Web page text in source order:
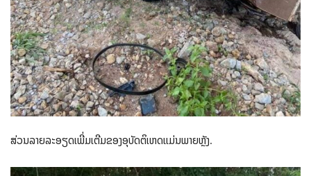
ສ່ວນລາຍລະອຽດເພີ່ມເຕີມຂອງອຸບັດຕິເຫດແມ່ນພາຍຫຼັງ.